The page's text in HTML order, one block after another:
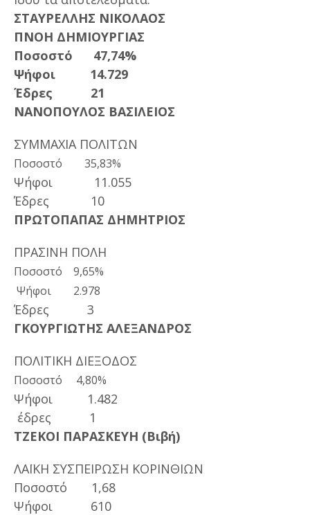
ΣΤΑΥΡΕΛΛΗΣ ΝΙΚΟΛΑΟΣ
ΠΝΟΗ ΔΗΜΙΟΥΡΓΙΑΣ
Ποσοστό 47,74%
Ψήφοι 14.729
Έδρες 21
ΝΑΝΟΠΟΥΛΟΣ ΒΑΣΙΛΕΙΟΣ
ΣΥΜΜΑΧΙΑ ΠΟΛΙΤΩΝ
Ποσοστό 35,83%
Ψήφοι 11.055
Έδρες 10
ΠΡΩΤΟΠΑΠΑΣ ΔΗΜΗΤΡΙΟΣ
ΠΡΑΣΙΝΗ ΠΟΛΗ
Ποσοστό 9,65%
Ψήφοι 2.978
Έδρες 3
ΓΚΟΥΡΓΙΩΤΗΣ ΑΛΕΞΑΝΔΡΟΣ
ΠΟΛΙΤΙΚΗ ΔΙΕΞΟΔΟΣ
Ποσοστό 4,80%
Ψήφοι 1.482
έδρες 1
ΤΖΕΚΟΙ ΠΑΡΑΣΚΕΥΗ (Βιβή)
ΛΑΪΚΗ ΣΥΣΠΕΙΡΩΣΗ ΚΟΡΙΝΘΙΩΝ
Ποσοστό 1,68
Ψήφοι 610